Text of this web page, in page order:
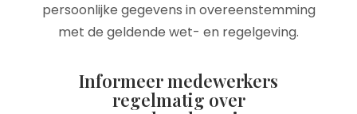
persoonlijke gegevens in overeenstemming
met de geldende wet- en regelgeving.
Informeer medewerkers
regelmatig over